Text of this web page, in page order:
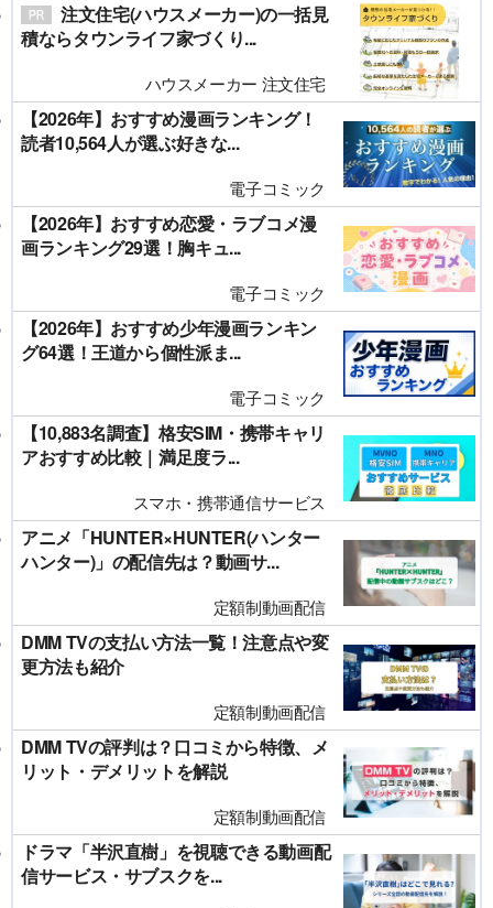
注文住宅(ハウスメーカー)の一括見
積ならタウンライフ家づくり...
ハウスメーカー 注文住宅
【2026年】おすすめ漫画ランキング！
読者10,564人が選ぶ好きな...
電子コミック
【2026年】おすすめ恋愛・ラブコメ漫
画ランキング29選！胸キュ...
電子コミック
【2026年】おすすめ少年漫画ランキン
グ64選！王道から個性派ま...
電子コミック
【10,883名調査】格安SIM・携帯キャリ
アおすすめ比較｜満足度ラ...
スマホ・携帯通信サービス
アニメ「HUNTER×HUNTER(ハンター
ハンター)」の配信先は？動画サ...
定額制動画配信
DMM TVの支払い方法一覧！注意点や変
更方法も紹介
定額制動画配信
DMM TVの評判は？口コミから特徴、メ
リット・デメリットを解説
定額制動画配信
ドラマ「半沢直樹」を視聴できる動画配
信サービス・サブスクを...